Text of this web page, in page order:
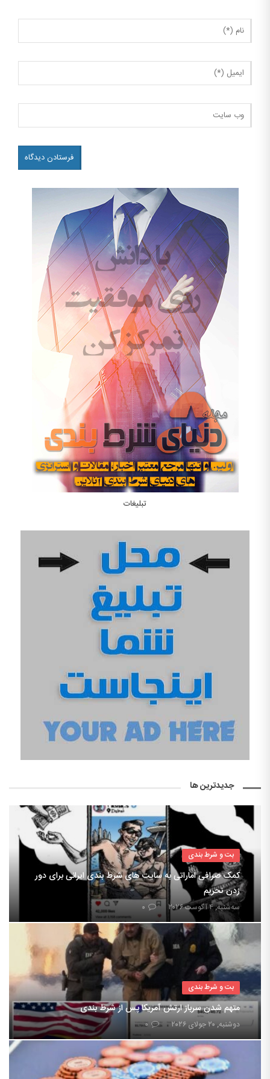
تبلیغات
جدیدترین ها
بت و شرط بندی
کمک صرافی اماراتی به سایت های شرط بندی ایرانی برای دور
زدن تحریم
سه‌شنبه, ۴ آگوست ۲۰۲۶ ۰
بت و شرط بندی
متهم شدن سرباز ارتش آمریکا پس از شرط بندی
دوشنبه, ۲۰ جولای ۲۰۲۶ ۰